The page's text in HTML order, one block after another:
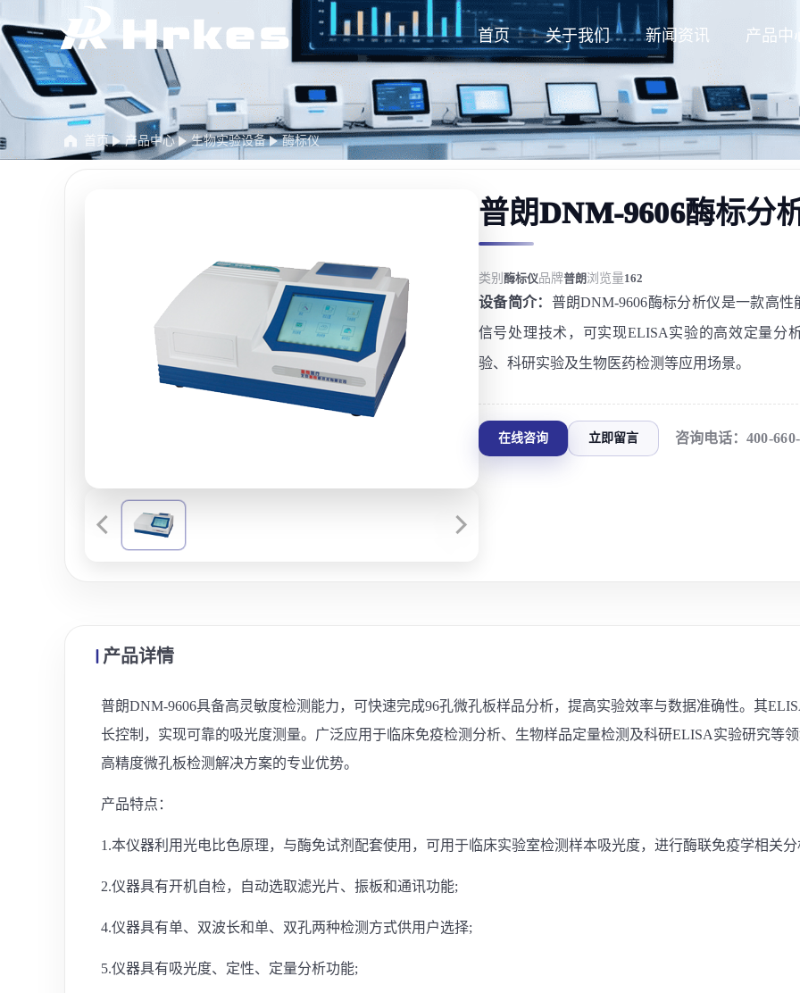
首页 关于我们 新闻资讯 产品中
首页 产品中心 生物实验设备 酶标仪
普朗DNM-9606酶标分
类别 酶标仪品牌普朗 浏览量162
设备简介： 普朗DNM-9606酶标分析仪是一款高
信号处理技术，可实现ELISA实验的高效定量分
验、科研实验及生物医药检测等应用场景。
在线咨询 立即留言 咨询电话： 400-
产品详情
普朗DNM-9606具备高灵敏度检测能力，可快速完成96孔微孔板样品分析，提高实验效率与数据准确性。其
长控制，实现可靠的吸光度测量。广泛应用于临床免疫检测分析、生物样品定量检测及科研ELISA实验研究等
高精度微孔板检测解决方案的专业优势。
产品特点：
1.本仪器利用光电比色原理，与酶免试剂配套使用，可用于临床实验室检测样本吸光度，进行酶联免疫学相关
2.仪器具有开机自检，自动选取滤光片、振板和通讯功能;
4.仪器具有单、双波长和单、双孔两种检测方式供用户选择;
5.仪器具有吸光度、定性、定量分析功能;